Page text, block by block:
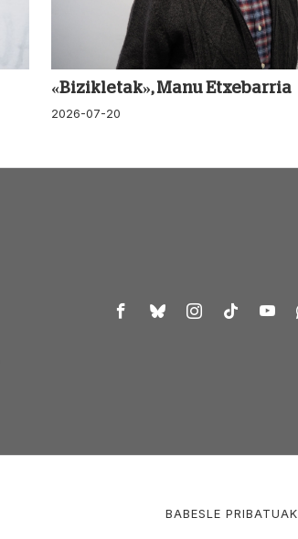
«Bizikletak», Manu Etxebarria
2026-07-20
BABESLE PRIBATUAK